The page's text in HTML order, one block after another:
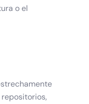
o el